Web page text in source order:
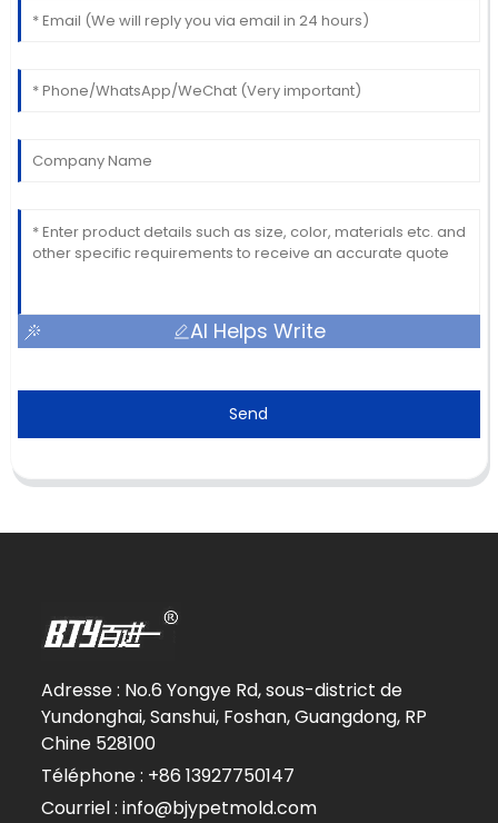
AI Helps Write
Send
Adresse : No.6 Yongye Rd, sous-district de
Yundonghai, Sanshui, Foshan, Guangdong, RP
Chine 528100
Téléphone : +86 13927750147
Courriel : info@bjypetmold.com